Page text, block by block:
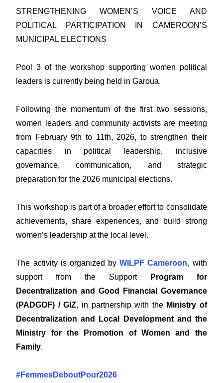
STRENGTHENING WOMEN’S VOICE AND
POLITICAL PARTICIPATION IN CAMEROON’S
MUNICIPAL ELECTIONS
Pool 3 of the workshop supporting women political
leaders is currently being held in Garoua.
Following the momentum of the first two sessions,
women leaders and community activists are meeting
from February 9th to 11th, 2026, to strengthen their
capacities in political leadership, inclusive
governance, communication, and strategic
preparation for the 2026 municipal elections.
This workshop is part of a broader effort to consolidate
achievements, share experiences, and build strong
women’s leadership at the local level.
The activity is organized byWILPF Cameroon, with
support from the Support
Program for
Decentralization and Good Financial Governance
(PADGOF) / GIZ, in partnership with the Ministry of
Decentralization and Local Development and the
Ministry for the Promotion of Women and the
Family.
#FemmesDeboutPour2026